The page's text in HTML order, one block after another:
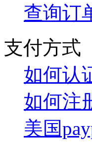
查询订
支付方式
如何认
如何注
美国